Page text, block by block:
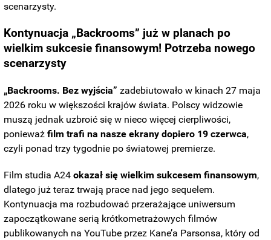
scenarzysty.
Kontynuacja „Backrooms” już w planach po
wielkim sukcesie finansowym! Potrzeba nowego
scenarzysty
„Backrooms. Bez wyjścia” zadebiutowało w kinach 27 maja
2026 roku w większości krajów świata. Polscy widzowie
muszą jednak uzbroić się w nieco więcej cierpliwości,
ponieważfilm trafi na nasze ekrany dopiero 19 czerwca,
czyli ponad trzy tygodnie po światowej premierze.
Film studia A24okazał się wielkim sukcesem finansowym,
dlatego już teraz trwają prace nad jego sequelem.
Kontynuacja ma rozbudować przerażające uniwersum
zapoczątkowane serią krótkometrażowych filmów
publikowanych na YouTube przez Kane’a Parsonsa, który od